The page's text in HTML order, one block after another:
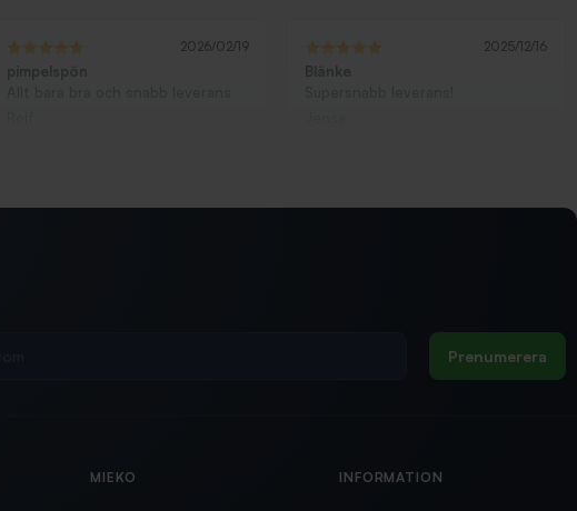
2026/02/19
pimpelspön
2025/12/16
Blänke
Prenumerera
MIEKO INFORMATION